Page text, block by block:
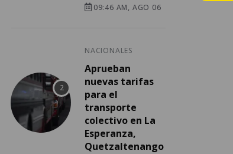
09:46 AM, AGO 06
NACIONALES
Aprueban
nuevas tarifas
para el
transporte
colectivo en La
Esperanza,
Quetzaltenango